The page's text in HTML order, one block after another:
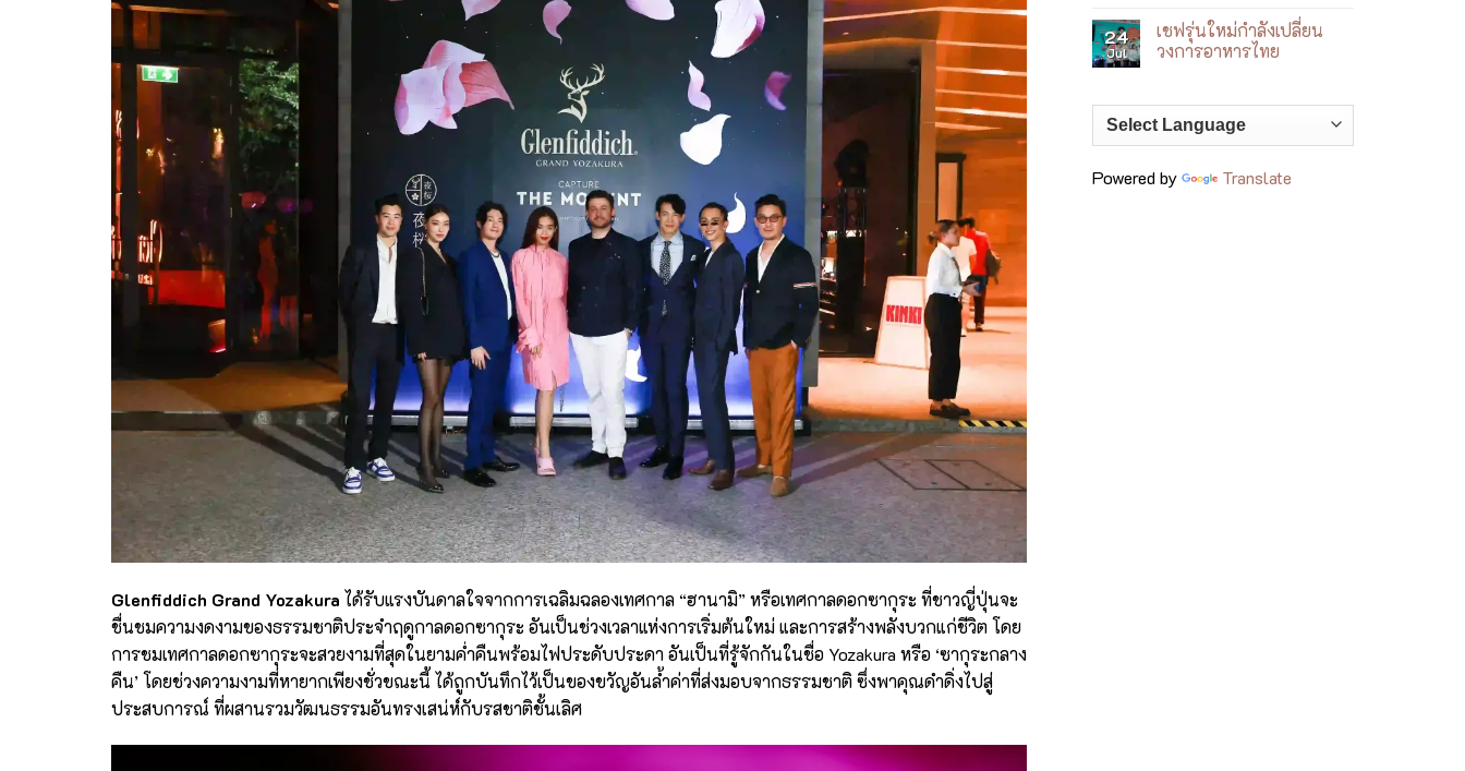
Glenfiddich Grand Yozakura ได้รับแรงบันดาลใจจากการเฉลิมฉลองเทศกาล “ฮานามิ” หรือเทศกาลดอกซากุระ ที่ชาวญี่ปุ่นจะ
ชื่นชมความงดงามของธรรมชาติประจำฤดูกาลดอกซากุระ อันเป็นช่วงเวลาแห่งการเริ่มต้นใหม่ และการสร้างพลังบวกแก่ชีวิต โดย
การชมเทศกาลดอกซากุระจะสวยงามที่สุดในยามค่ำคืนพร้อมไฟประดับประดา อันเป็นที่รู้จักกันในชื่อ Yozakura หรือ ‘ซากุระกลาง
คืน’ โดยช่วงความงามที่หายากเพียงชั่วขณะนี้ ได้ถูกบันทึกไว้เป็นของขวัญอันล้ำค่าที่ส่งมอบจากธรรมชาติ ซึ่งพาคุณดำดิ่งไปสู่
ประสบการณ์ ที่ผสานรวมวัฒนธรรมอันทรงเสน่ห์กับรสชาติชั้นเลิศ
ให้
กลาย
เป็น
Comments
on
Power
of
ถั่ว
สุด
พรีเมียม
ที่
Bangkok
Surawong
24
Jul
เชฟรุ่นใหม่กำลังเปลี่ยน
วงการอาหารไทย
on
เชฟ
รุ่น
ใหม่
เปลี่ยน
วงการ
Powered by Translate